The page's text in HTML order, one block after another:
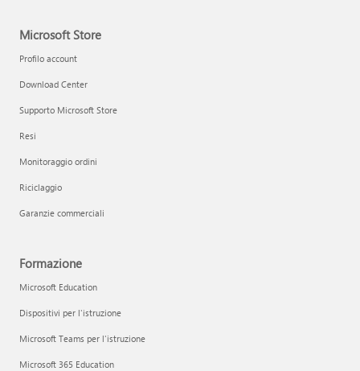
Microsoft Store
Profilo account
Download Center
Supporto Microsoft Store
Resi
Monitoraggio ordini
Riciclaggio
Garanzie commerciali
Formazione
Microsoft Education
Dispositivi per l'istruzione
Microsoft Teams per l'istruzione
Microsoft 365 Education